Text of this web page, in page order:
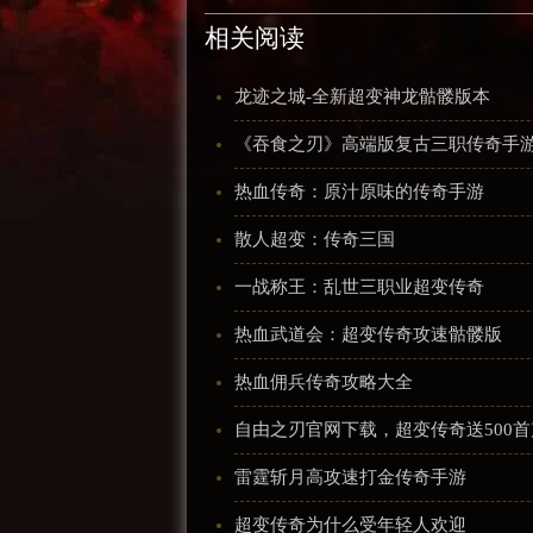
相关阅读
龙迹之城-全新超变神龙骷髅版本
《吞食之刃》高端版复古三职传奇手
热血传奇：原汁原味的传奇手游
散人超变：传奇三国
一战称王：乱世三职业超变传奇
热血武道会：超变传奇攻速骷髅版
热血佣兵传奇攻略大全
自由之刃官网下载，超变传奇送500
雷霆斩月高攻速打金传奇手游
超变传奇为什么受年轻人欢迎